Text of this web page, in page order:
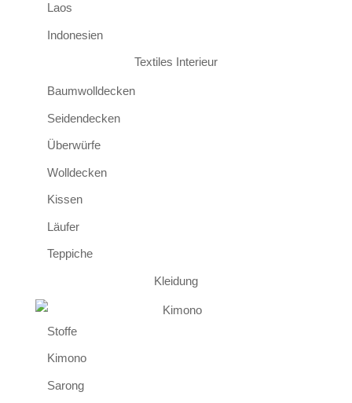
Laos
Indonesien
Textiles Interieur
Baumwolldecken
Seidendecken
Überwürfe
Wolldecken
Kissen
Läufer
Teppiche
Kleidung
Stoffe
Kimono
Sarong